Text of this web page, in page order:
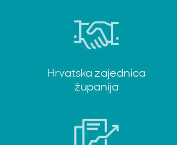
Hrvatska zajednica
županija